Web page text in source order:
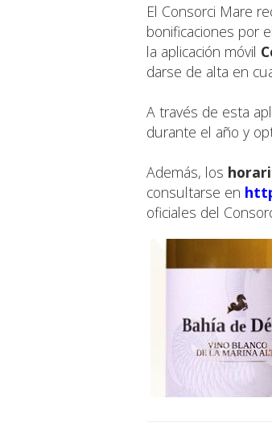
El Consorci Mare
bonificaciones por
la aplicación móvil
darse de alta en
A través de esta
durante el año y
Además, los
consultarse en
oficiales del